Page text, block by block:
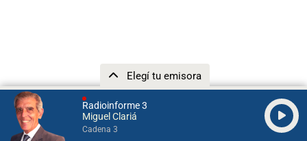
Radioinforme 3
Miguel Clariá
Cadena 3
Elegí tu emisora